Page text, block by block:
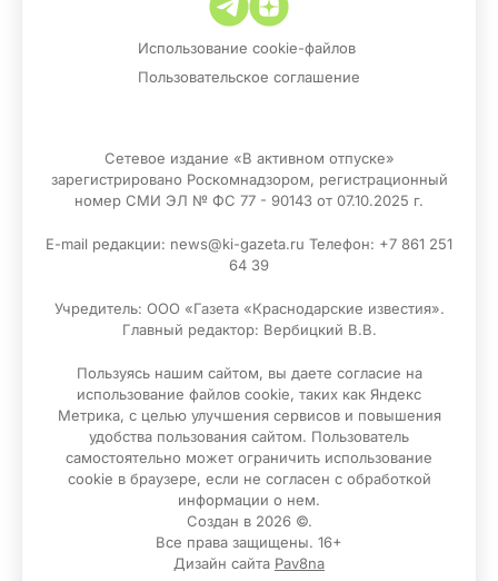
Использование cookie-файлов
Пользовательское соглашение
Сетевое издание «В активном отпуске»
зарегистрировано Роскомнадзором, регистрационный
номер СМИ ЭЛ № ФС 77 - 90143 от 07.10.2025 г.
E-mail редакции: news@ki-gazeta.ru Телефон: +7 861 251
64 39
Учредитель: ООО «Газета «Краснодарские известия».
Главный редактор: Вербицкий В.В.
Пользуясь нашим сайтом, вы даете согласие на
использование файлов сооkіе, таких как Яндекс
Метрика, с целью улучшения сервисов и повышения
удобства пользования сайтом. Пользователь
самостоятельно может ограничить использование
сооkіе в браузере, если не согласен с обработкой
информации о нем.
Создан в 2026 ©.
Все права защищены. 16+
Дизайн сайта Pav8na